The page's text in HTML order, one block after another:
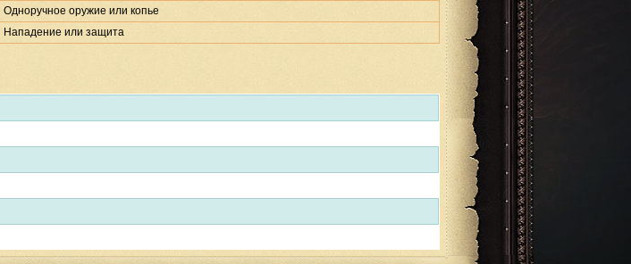
Одноручное оружие или копье
Нападение или защита